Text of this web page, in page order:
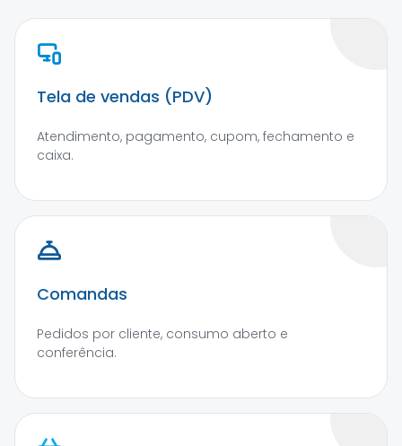
Tela de vendas (PDV)
Atendimento, pagamento, cupom, fechamento e
caixa.
Comandas
Pedidos por cliente, consumo aberto e
conferência.